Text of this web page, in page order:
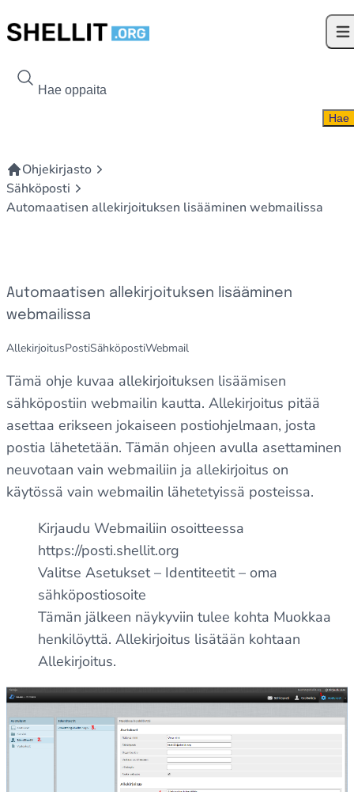
Hae kohdetta
Hae
Ohjekirjasto
Sähköposti
Automaatisen allekirjoituksen lisääminen webmailissa
Automaatisen allekirjoituksen lisääminen
webmailissa
AllekirjoitusPostiSähköpostiWebmail
Tämä ohje kuvaa allekirjoituksen lisäämisen
sähköpostiin webmailin kautta. Allekirjoitus pitää
asettaa erikseen jokaiseen postiohjelmaan, josta
postia lähetetään. Tämän ohjeen avulla asettaminen
neuvotaan vain webmailiin ja allekirjoitus on
käytössä vain webmailin lähetetyissä posteissa.
Kirjaudu Webmailiin osoitteessa
https://posti.shellit.org
Valitse Asetukset – Identiteetit – oma
sähköpostiosoite
Tämän jälkeen näykyviin tulee kohta Muokkaa
henkilöyttä. Allekirjoitus lisätään kohtaan
Allekirjoitus.